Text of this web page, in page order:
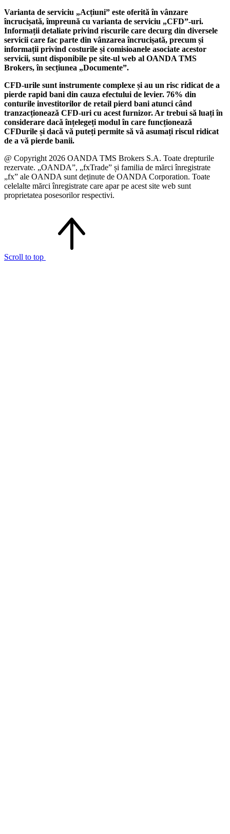
Varianta de serviciu „Acțiuni” este oferită în vânzare
încrucișată, împreună cu varianta de serviciu „CFD”-uri.
Informații detaliate privind riscurile care decurg din diversele
servicii care fac parte din vânzarea încrucișată, precum și
informații privind costurile și comisioanele asociate acestor
servicii, sunt disponibile pe site-ul web al OANDA TMS
Brokers, în secțiunea „Documente”.
CFD-urile sunt instrumente complexe și au un risc ridicat de a
pierde rapid bani din cauza efectului de levier. 76% din
conturile investitorilor de retail pierd bani atunci când
tranzacționează CFD-uri cu acest furnizor. Ar trebui să luați în
considerare dacă înțelegeți modul în care funcționează
CFDurile și dacă vă puteți permite să vă asumați riscul ridicat
de a vă pierde banii.
@ Copyright 2026 OANDA TMS Brokers S.A. Toate drepturile
rezervate. „OANDA”, „fxTrade” și familia de mărci înregistrate
„fx” ale OANDA sunt deținute de OANDA Corporation. Toate
celelalte mărci înregistrate care apar pe acest site web sunt
proprietatea posesorilor respectivi.
Scroll to top